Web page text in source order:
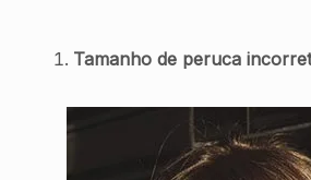
Tamanho de peruca